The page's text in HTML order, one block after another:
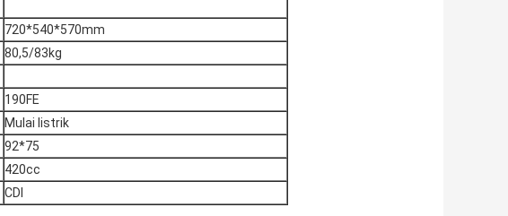
720*540*570mm
80,5/83kg
190FE
Mulai listrik
92*75
420cc
CDI